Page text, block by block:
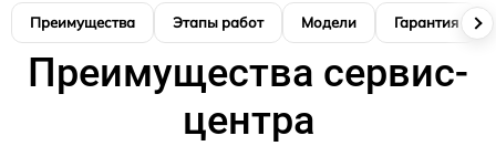
Преимущества Этапы работ Модели Гарантия
Преимущества сервис-
центра